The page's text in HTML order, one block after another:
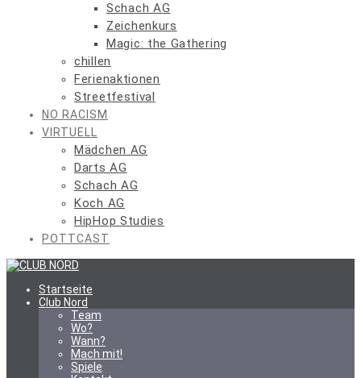
Schach AG
Zeichenkurs
Magic: the Gathering
chillen
Ferienaktionen
Streetfestival
NO RACISM
VIRTUELL
Mädchen AG
Darts AG
Schach AG
Koch AG
HipHop Studies
POTTCAST
Startseite
Club Nord
Team
Wo?
Wann?
Mach mit!
Spiele